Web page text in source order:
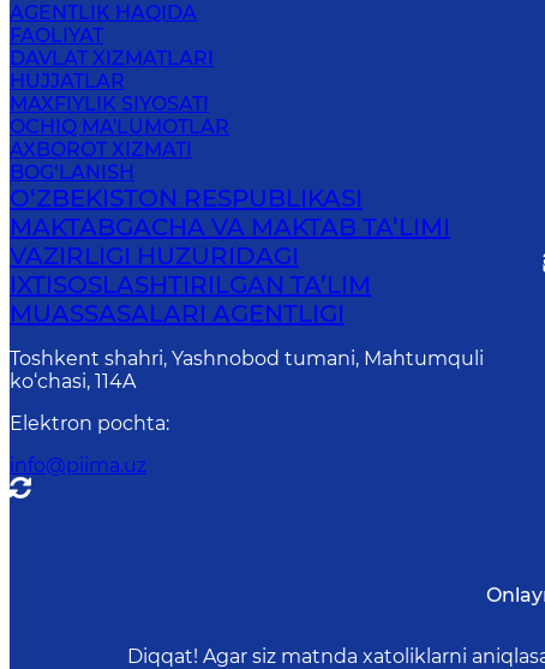
AGENTLIK HAQIDA
FAOLIYAT
DAVLAT XIZMATLARI
HUJJATLAR
MAXFIYLIK SIYOSATI
OCHIQ MA'LUMOTLAR
AXBOROT XIZMATI
BOG‘LANISH
O‘ZBEKISTON RESPUBLIKASI
MAKTABGACHA VA MAKTAB TA’LIMI
VAZIRLIGI HUZURIDAGI
IXTISOSLASHTIRILGAN TA’LIM
MUASSASALARI AGENTLIGI
Toshkent shahri, Yashnobod tumani, Mahtumquli
ko‘chasi, 114A
Elektron pochta:
info@piima.uz
Diqqat! Agar siz matnda xatoliklarni